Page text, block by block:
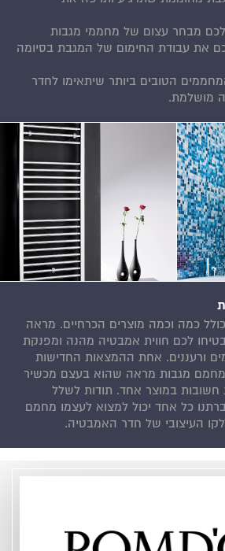
מבחר עצום של מחממי מגבות
את עבודת החימום של המגבת בסיומה
הטובים ביותר שיתאימו לחדר
מושלמת.
כמה וכמה מוצרים הכרחיים. מראה
לכם חווית אמבטיה מהנה ומפנקת
ורעננים. אחת ההמצאות החדישות
מחמם מגבות מראה שהוא בעצם מכשיר
במוצר אחד. תודות לשלל
כל אחד יכול למצוא לעצמו מחמם
העיצובי של חדר האמבטיה.